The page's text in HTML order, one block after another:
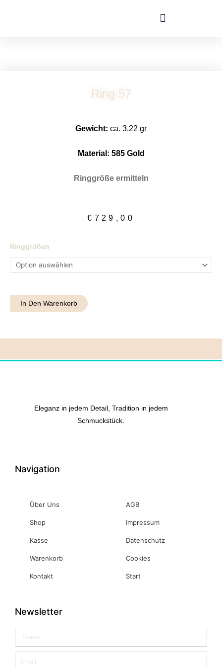
Ring 57
Gewicht: ca. 3.22 gr
Material: 585 Gold
Ringgröße ermitteln
€ 729,00
Ringgrößen
Ring
57
Menge
In Den Warenkorb
Eleganz in jedem Detail, Tradition in jedem
Schmuckstück.
Navigation
Über Uns
Shop
Kasse
Warenkorb
Kontakt
AGB
Impressum
Datenschutz
Cookies
Start
Newsletter